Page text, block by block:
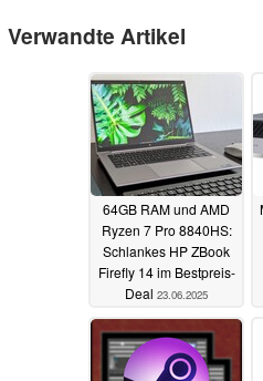
Verwandte Artikel
64GB RAM und AMD
Ryzen 7 Pro 8840HS:
Schlankes HP ZBook
Firefly 14 im Bestpreis-
Deal 23.06.2025